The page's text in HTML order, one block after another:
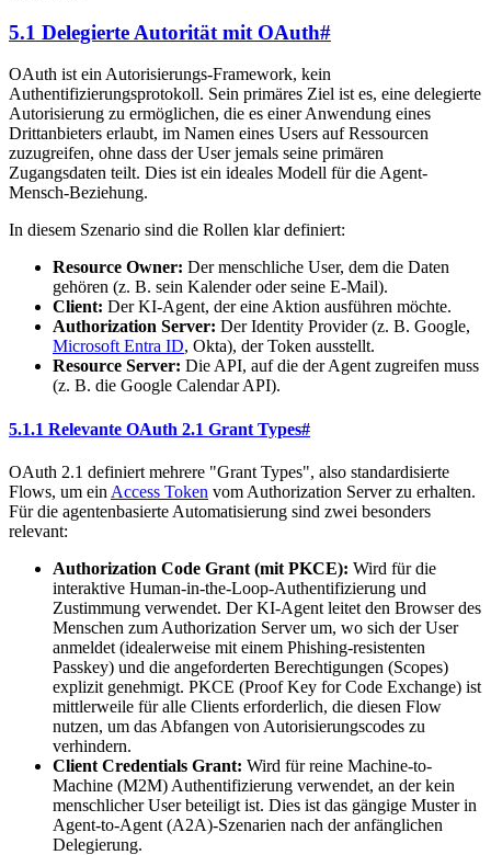
5.1 Delegierte Autorität mit OAuth#
OAuth ist ein Autorisierungs-Framework, kein
Authentifizierungsprotokoll. Sein primäres Ziel ist es, eine delegierte
Autorisierung zu ermöglichen, die es einer Anwendung eines
Drittanbieters erlaubt, im Namen eines Users auf Ressourcen
zuzugreifen, ohne dass der User jemals seine primären
Zugangsdaten teilt. Dies ist ein ideales Modell für die Agent-
Mensch-Beziehung.
In diesem Szenario sind die Rollen klar definiert:
Resource Owner: Der menschliche User, dem die Daten
gehören (z. B. sein Kalender oder seine E-Mail).
Client: Der KI-Agent, der eine Aktion ausführen möchte.
Authorization Server: Der Identity Provider (z. B. Google,
Microsoft Entra ID, Okta), der Token ausstellt.
Resource Server: Die API, auf die der Agent zugreifen muss
(z. B. die Google Calendar API).
5.1.1 Relevante OAuth 2.1 Grant Types#
OAuth 2.1 definiert mehrere "Grant Types", also standardisierte
Flows, um ein Access Token vom Authorization Server zu erhalten.
Für die agentenbasierte Automatisierung sind zwei besonders
relevant:
Authorization Code Grant (mit PKCE): Wird für die
interaktive Human-in-the-Loop-Authentifizierung und
Zustimmung verwendet. Der KI-Agent leitet den Browser des
Menschen zum Authorization Server um, wo sich der User
anmeldet (idealerweise mit einem Phishing-resistenten
Passkey) und die angeforderten Berechtigungen (Scopes)
explizit genehmigt. PKCE (Proof Key for Code Exchange) ist
mittlerweile für alle Clients erforderlich, die diesen Flow
nutzen, um das Abfangen von Autorisierungscodes zu
verhindern.
Client Credentials Grant: Wird für reine Machine-to-
Machine (M2M) Authentifizierung verwendet, an der kein
menschlicher User beteiligt ist. Dies ist das gängige Muster in
Agent-to-Agent (A2A)-Szenarien nach der anfänglichen
Delegierung.